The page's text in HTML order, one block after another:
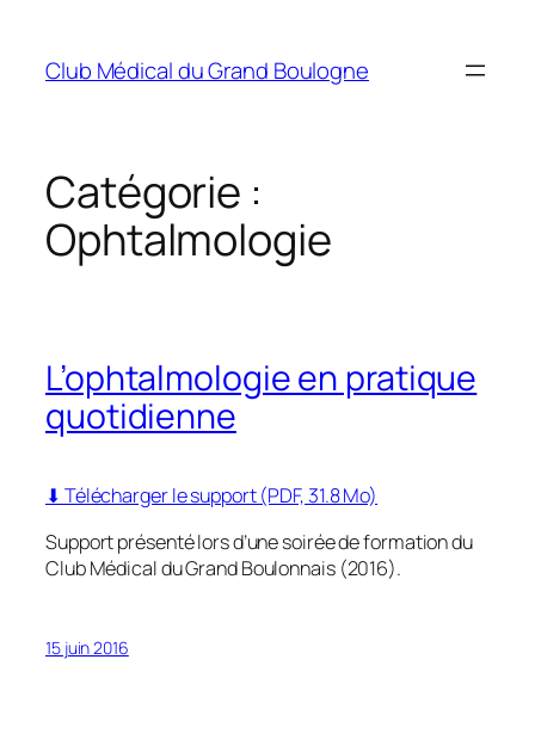
contenu
Club Médical du Grand Boulogne
Catégorie :
Ophtalmologie
L’ophtalmologie en pratique
quotidienne
⬇ Télécharger le support (PDF, 31.8 Mo)
Support présenté lors d’une soirée de formation du
Club Médical du Grand Boulonnais (2016).
15 juin 2016